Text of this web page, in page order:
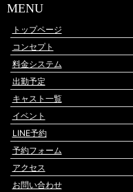
MENU
トップページ
コンセプト
料金システム
出勤予定
キャスト一覧
イベント
LINE予約
予約フォーム
アクセス
お問い合わせ